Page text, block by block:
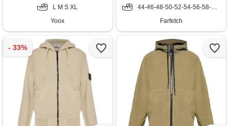
L M S XL
Yoox
44-46-48-50-52-54-56-58-60-62
Farfetch